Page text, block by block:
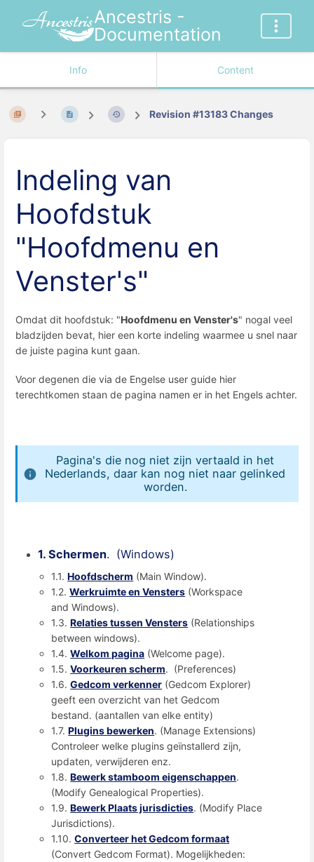
Ancestris -
Documentation
Info Content
Revision #13183 Changes
Indeling van
Hoofdstuk
"Hoofdmenu en
Venster's"
Omdat dit hoofdstuk: "Hoofdmenu en Venster's" nogal veel
bladzijden bevat, hier een korte indeling waarmee u snel naar
de juiste pagina kunt gaan.
Voor degenen die via de Engelse user guide hier
terechtkomen staan de pagina namen er in het Engels achter.
Pagina's die nog niet zijn vertaald in het
Nederlands, daar kan nog niet naar gelinked
worden.
1. Schermen. (Windows)
1.1.Hoofdscherm (Main Window).
1.2.Werkruimte en Vensters (Workspace
and Windows).
1.3.Relaties tussen Vensters (Relationships
between windows).
1.4.Welkom pagina (Welcome page).
1.5.Voorkeuren scherm. (Preferences)
1.6.Gedcom verkenner (Gedcom Explorer)
geeft een overzicht van het Gedcom
bestand. (aantallen van elke entity)
1.7.Plugins bewerken. (Manage Extensions)
Controleer welke plugins geïnstallerd zijn,
updaten, verwijderen enz.
1.8.Bewerk stamboom eigenschappen.
(Modify Genealogical Properties).
1.9.Bewerk Plaats jurisdicties. (Modify Place
Jurisdictions).
1.10.Converteer het Gedcom formaat
(Convert Gedcom Format). Mogelijkheden: